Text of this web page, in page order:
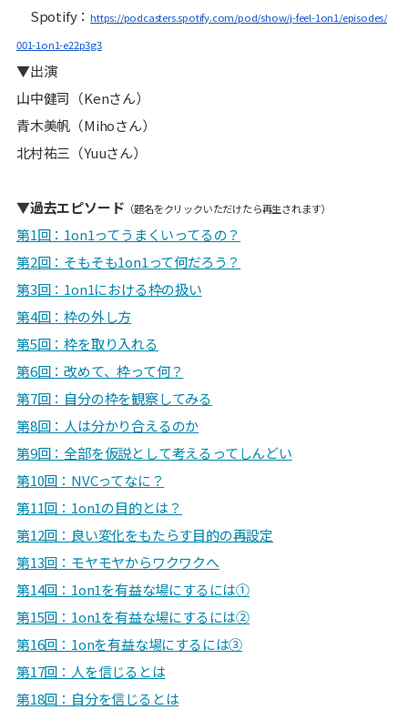
Spotify：https://podcasters.spotify.com/pod/show/j-feel-1on1/episodes/
001-1on1-e22p3g3
▼出演
山中健司（Kenさん）
青木美帆（Mihoさん）
北村祐三（Yuuさん）
▼過去エピソード （題名をクリックいただけたら再生されます）
第1回：1on1ってうまくいってるの？
第2回：そもそも1on1って何だろう？
第3回：1on1における枠の扱い
第4回：枠の外し方
第5回：枠を取り入れる
第6回：改めて、枠って何？
第7回：自分の枠を観察してみる
第8回： 人は分かり合えるのか
第9回：全部を仮説として考えるってしんどい
第10回：NVCってなに？
第11回：1on1の目的とは？
第12回：良い変化をもたらす目的の再設定
第13回：モヤモヤからワクワクへ
第14回：1on1を有益な場にするには①
第15回：1on1を有益な場にするには②
第16回：1onを有益な場にするには③
第17回：人を信じるとは
第18回：自分を信じるとは